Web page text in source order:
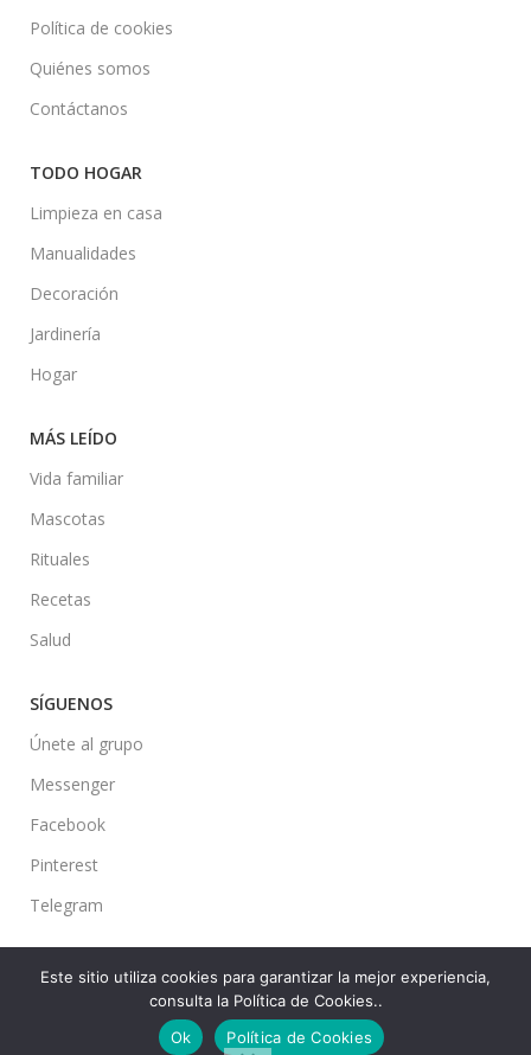
Política de cookies
Quiénes somos
Contáctanos
TODO HOGAR
Limpieza en casa
Manualidades
Decoración
Jardinería
Hogar
MÁS LEÍDO
Vida familiar
Mascotas
Rituales
Recetas
Salud
SÍGUENOS
Únete al grupo
Messenger
Facebook
Pinterest
Telegram
2022 Created ByCMS. Premium Blog Solutions.
Este sitio utiliza cookies para garantizar la mejor experiencia,
consulta la Política de Cookies..
Ok
Política de Cookies